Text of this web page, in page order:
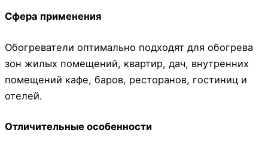
Сфера применения
Обогреватели оптимально подходят для обогрева
зон жилых помещений, квартир, дач, внутренних
помещений кафе, баров, ресторанов, гостиниц и
отелей.
Отличительные особенности